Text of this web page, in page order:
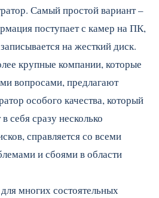
Самый простой вариант –
поступает с камер на ПК,
на жесткий диск.
крупные компании, которые
вопросами, предлагают
особого качества, который
себя сразу несколько
справляется со всеми
и сбоями в области
многих состоятельных